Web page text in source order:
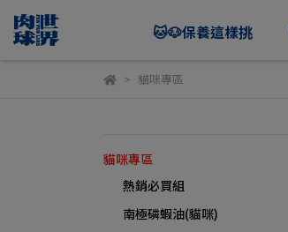
🐱🐶保養這樣挑
貓咪專區
貓咪專區
熱銷必買組
南極磷蝦油(貓咪)